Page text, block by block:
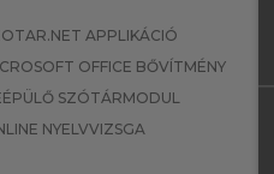
APPLIKÁCIÓ
OFFICE BŐVÍTMÉNY
SZÓTÁRMODUL
NYELVVIZSGA